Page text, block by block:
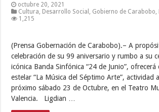
octubre 20, 2021
Cultura Desarrollo Social Gobierno de Carabobo
1,215
(Prensa Gobernación de Carabobo).– A
celebración de su 99 aniversario y rumbo a su
icónica Banda Sinfónica “24 de Junio”, ofrecerá
estelar “La Música del Séptimo Arte”, actividad
próximo sábado 23 de Octubre, en el Teatro
Valencia. Ligdian …